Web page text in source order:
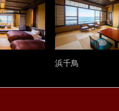
浜千鳥